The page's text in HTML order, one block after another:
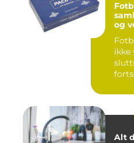
og
ikke
Alt